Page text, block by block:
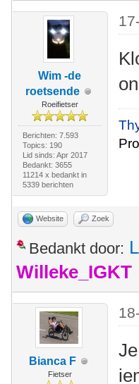
Wim -de
roetsende
Roeifietser
Berichten: 7.593
Topics: 190
Lid sinds: Apr 2017
Bedankt: 3655
11214 x bedankt in
5339 berichten
Website Zoek
Bedankt door:
Willeke_IGKT
Bianca F
Fietser